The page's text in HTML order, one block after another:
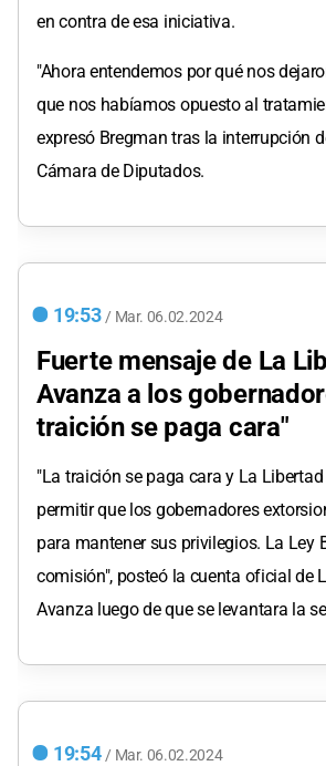
en contra de esa iniciativa.
"Ahora entendemos por qué nos
que nos habíamos opuesto al
expresó Bregman tras la interrupción
Cámara de Diputados.
19:53 / Mar. 06.02.2024
Fuerte mensaje de La
Avanza a los
traición se paga cara"
"La traición se paga cara y La
permitir que los gobernadores
para mantener sus privilegios. La Ley
comisión", posteó la cuenta oficial de
Avanza luego de que se levantara la
19:54 / Mar. 06.02.2024